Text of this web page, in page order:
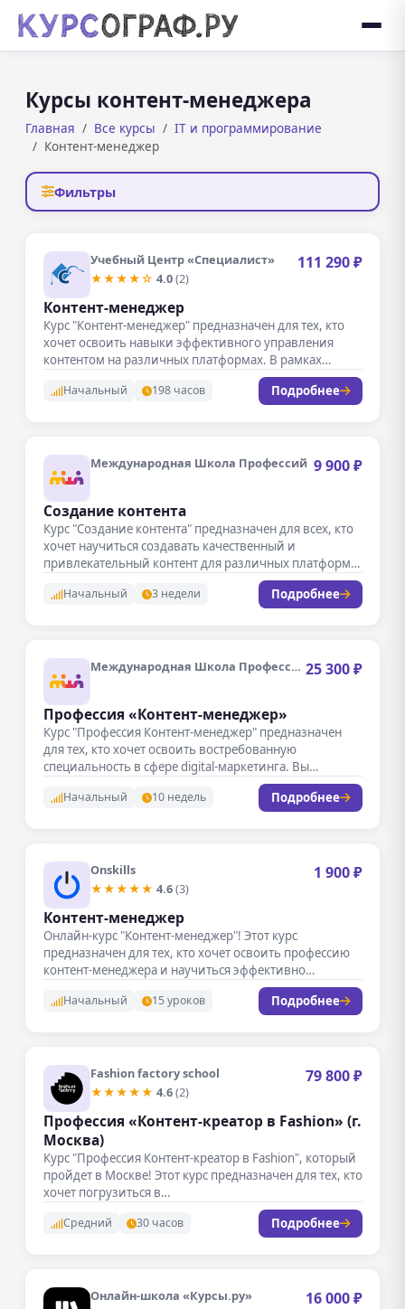
Курсы контент-менеджера
Главная Все курсы
IT и программирование
Контент-менеджер
Фильтры
Учебный Центр «Специалист»
★★★★☆ 4.0(2)
111 290 ₽
Контент-менеджер
Курс "Контент-менеджер" предназначен для тех, кто
хочет освоить навыки эффективного управления
контентом на различных платформах. В рамках
Начальный 198 часов Подробнее
Международная Школа Профессий 9 900 ₽
Создание контента
Курс "Создание контента" предназначен для всех, кто
хочет научиться создавать качественный и
привлекательный контент для различных платформ.
Начальный 3 недели Подробнее
Международная Школа Профессий 25 300 ₽
Профессия «Контент-менеджер»
Курс "Профессия Контент-менеджер" предназначен
для тех, кто хочет освоить востребованную
специальность в сфере digital-маркетинга. Вы
научитесь создавать, редактировать…
Начальный 10 недель Подробнее
Onskills
★★★★★ 4.6(3)
1 900 ₽
Контент-менеджер
Онлайн-курс "Контент-менеджер"! Этот курс
предназначен для тех, кто хочет освоить профессию
контент-менеджера и научиться эффективно
Начальный 15 уроков Подробнее
Fashion factory school
★★★★★ 4.6(2)
79 800 ₽
Профессия «Контент-креатор в Fashion» (г.
Москва)
Курс "Профессия Контент-креатор в Fashion", который
пройдет в Москве! Этот курс предназначен для тех, кто
хочет погрузиться в…
Средний 30 часов Подробнее
Онлайн-школа «Курсы.ру» 16 000 ₽